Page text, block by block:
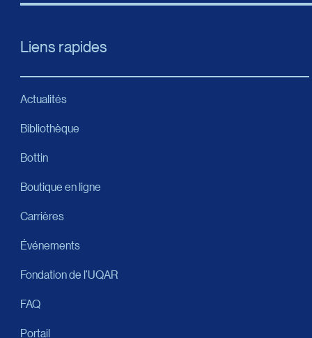
Liens rapides
Actualités
Bibliothèque
Bottin
Boutique en ligne
Carrières
Événements
Fondation de l’UQAR
FAQ
Portail